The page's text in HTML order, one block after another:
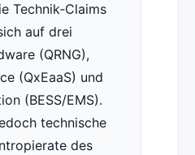
Technik‑Claims
auf drei
(QRNG),
(QxEaaS) und
(BESS/EMS).
technische
des